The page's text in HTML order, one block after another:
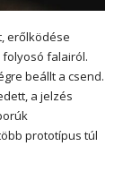
erőlködése
falairól.
beállt a csend.
a jelzés
prototípus túl